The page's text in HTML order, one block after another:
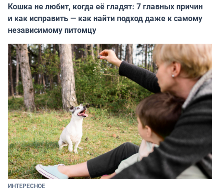
Кошка не любит, когда её гладят: 7 главных причин
и как исправить — как найти подход даже к самому
независимому питомцу
ИНТЕРЕСНОЕ